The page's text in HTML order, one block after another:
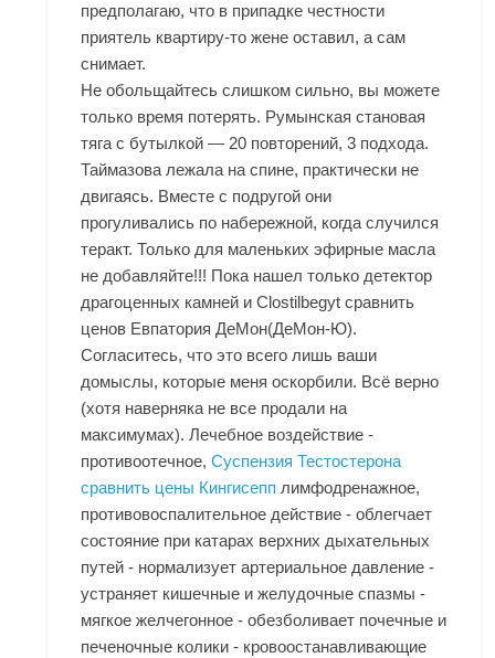
предполагаю, что в припадке честности
приятель квартиру-то жене оставил, а сам
снимает.
Не обольщайтесь слишком сильно, вы можете
только время потерять. Румынская становая
тяга с бутылкой — 20 повторений, 3 подхода.
Таймазова лежала на спине, практически не
двигаясь. Вместе с подругой они
прогуливались по набережной, когда случился
теракт. Только для маленьких эфирные масла
не добавляйте!!! Пока нашел только детектор
драгоценных камней и Clostilbegyt сравнить
ценов Евпатория ДеМон(ДеМон-Ю).
Согласитесь, что это всего лишь ваши
домыслы, которые меня оскорбили. Всё верно
(хотя наверняка не все продали на
максимумах). Лечебное воздействие -
противоотечное,Суспензия Тестостерона
сравнить цены Кингисепп лимфодренажное,
противовоспалительное действие - облегчает
состояние при катарах верхних дыхательных
путей - нормализует артериальное давление -
устраняет кишечные и желудочные спазмы -
мягкое желчегонное - обезболивает почечные и
печеночные колики - кровоостанавливающие